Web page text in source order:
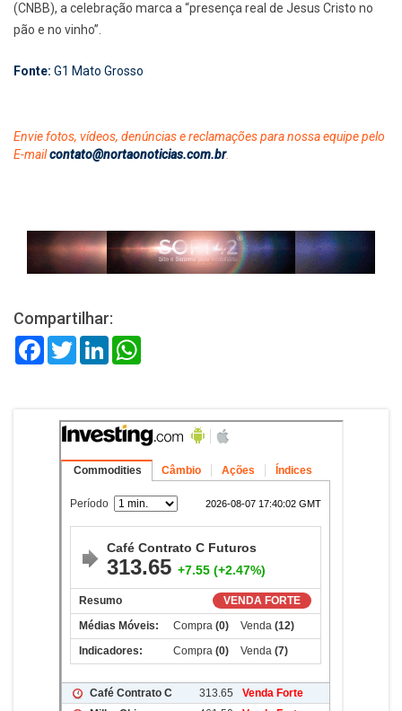
(CNBB), a celebração marca a “presença real de Jesus Cristo no
pão e no vinho”.
Fonte: G1 Mato Grosso
Envie fotos, vídeos, denúncias e reclamações para nossa equipe pelo
E-mailcontato@nortaonoticias.com.br.
Compartilhar:
FacebookTwitterLinkedIn